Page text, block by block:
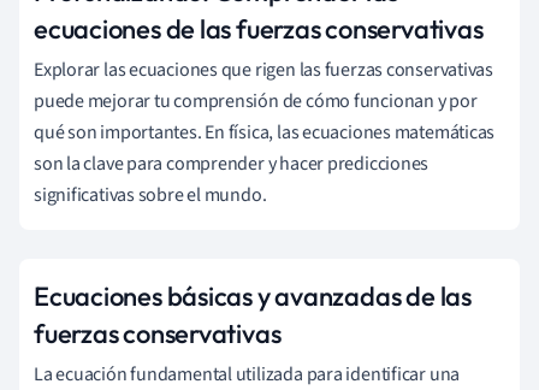
ecuaciones de las fuerzas conservativas
Explorar las ecuaciones que rigen las fuerzas conservativas
puede mejorar tu comprensión de cómo funcionan y por
qué son importantes. En física, las ecuaciones matemáticas
son la clave para comprender y hacer predicciones
significativas sobre el mundo.
Ecuaciones básicas y avanzadas de las
fuerzas conservativas
La ecuación fundamental utilizada para identificar una